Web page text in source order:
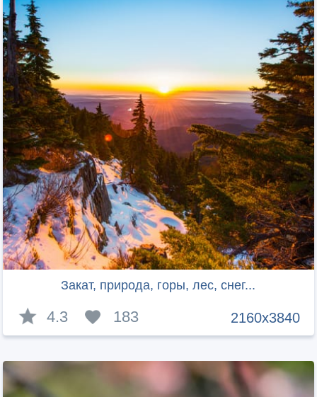
Закат, природа, горы, лес, снег...
2160x3840
4.3 183